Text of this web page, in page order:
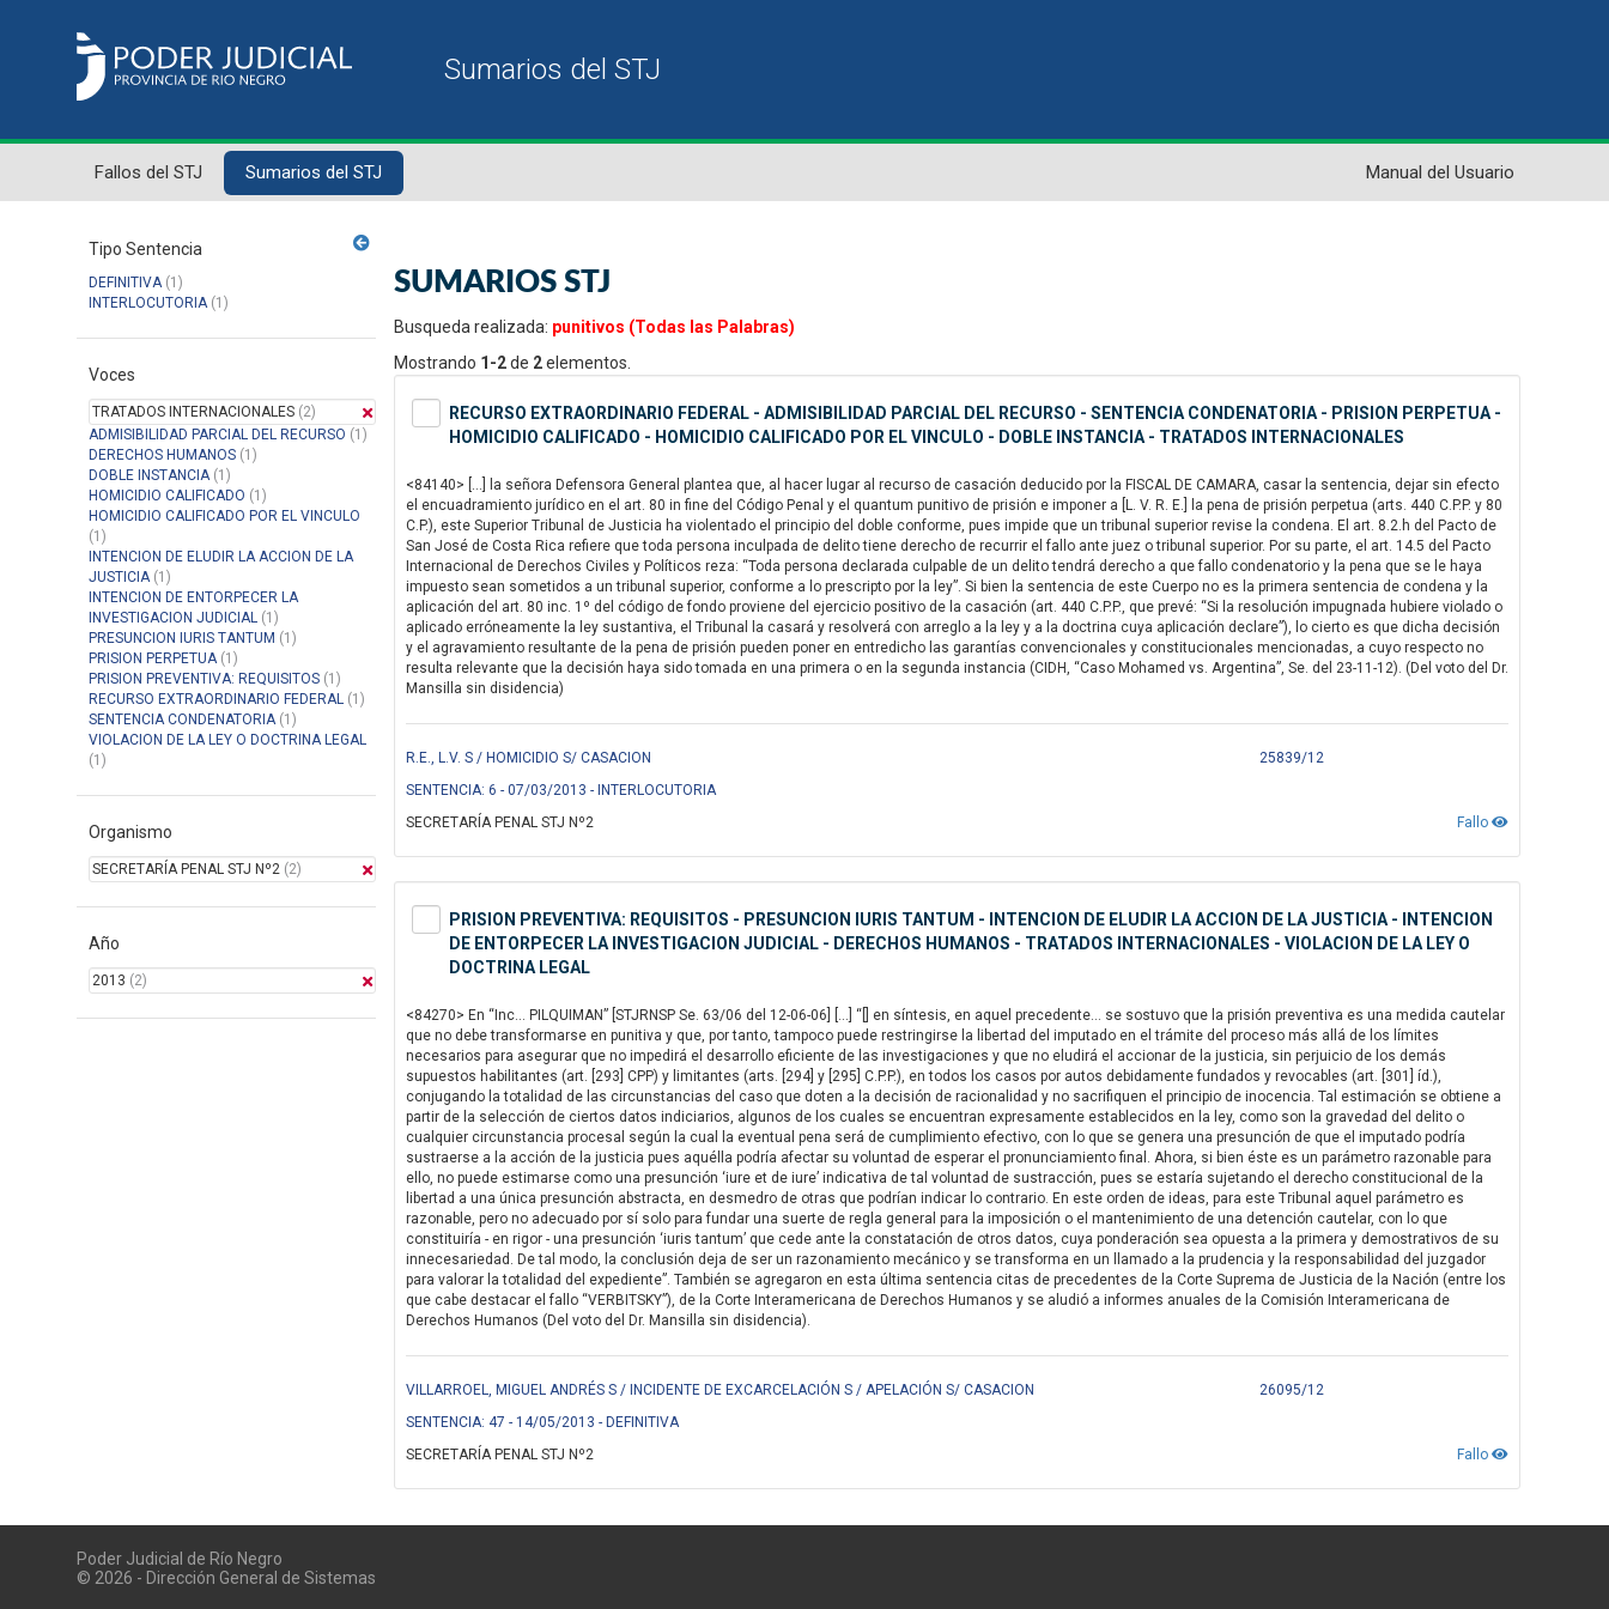
Fallos del STJ Sumarios del STJ Manual del Usuario
Tipo Sentencia
DEFINITIVA(1)
INTERLOCUTORIA(1)
Voces
TRATADOS INTERNACIONALES (2)
ADMISIBILIDAD PARCIAL DEL RECURSO (1)
DERECHOS HUMANOS (1)
DOBLE INSTANCIA(1)
HOMICIDIO CALIFICADO (1)
HOMICIDIO CALIFICADO POR EL VINCULO
(1)
INTENCION DE ELUDIR LA ACCION DE LA
JUSTICIA(1)
INTENCION DE ENTORPECER LA
INVESTIGACION JUDICIAL (1)
PRESUNCION IURIS TANTUM (1)
PRISION PERPETUA(1)
PRISION PREVENTIVA: REQUISITOS (1)
RECURSO EXTRAORDINARIO FEDERAL (1)
SENTENCIA CONDENATORIA(1)
VIOLACION DE LA LEY O DOCTRINA LEGAL
(1)
Organismo
SECRETARÍA PENAL STJ Nº2 (2)
Año
2013 (2)
SUMARIOS STJ
Busqueda realizada: punitivos (Todas las Palabras)
Mostrando 1-2de 2elementos.
RECURSO EXTRAORDINARIO FEDERAL - ADMISIBILIDAD PARCIAL DEL RECURSO - SENTENCIA CONDENATORIA - PRISION PERPETUA -
HOMICIDIO CALIFICADO - HOMICIDIO CALIFICADO POR EL VINCULO - DOBLE INSTANCIA - TRATADOS INTERNACIONALES
<84140> […] la señora Defensora General plantea que, al hacer lugar al recurso de casación deducido por la FISCAL DE CAMARA, casar la sentencia, dejar sin efecto
el encuadramiento jurídico en el art. 80 in fine del Código Penal y el quantum punitivo de prisión e imponer a [L. V. R. E.] la pena de prisión perpetua (arts. 440 C.P.P. y 80
C.P.), este Superior Tribunal de Justicia ha violentado el principio del doble conforme, pues impide que un tribunal superior revise la condena. El art. 8.2.h del Pacto de
San José de Costa Rica refiere que toda persona inculpada de delito tiene derecho de recurrir el fallo ante juez o tribunal superior. Por su parte, el art. 14.5 del Pacto
Internacional de Derechos Civiles y Políticos reza: “Toda persona declarada culpable de un delito tendrá derecho a que fallo condenatorio y la pena que se le haya
impuesto sean sometidos a un tribunal superior, conforme a lo prescripto por la ley”. Si bien la sentencia de este Cuerpo no es la primera sentencia de condena y la
aplicación del art. 80 inc. 1º del código de fondo proviene del ejercicio positivo de la casación (art. 440 C.P.P., que prevé: “Si la resolución impugnada hubiere violado o
aplicado erróneamente la ley sustantiva, el Tribunal la casará y resolverá con arreglo a la ley y a la doctrina cuya aplicación declare”), lo cierto es que dicha decisión
y el agravamiento resultante de la pena de prisión pueden poner en entredicho las garantías convencionales y constitucionales mencionadas, a cuyo respecto no
resulta relevante que la decisión haya sido tomada en una primera o en la segunda instancia (CIDH, “Caso Mohamed vs. Argentina”, Se. del 23-11-12). (Del voto del Dr.
Mansilla sin disidencia)
R.E., L.V. S / HOMICIDIO S/ CASACION
25839/12
SENTENCIA: 6 - 07/03/2013 - INTERLOCUTORIA
Fallo
SECRETARÍA PENAL STJ Nº2
PRISION PREVENTIVA: REQUISITOS - PRESUNCION IURIS TANTUM - INTENCION DE ELUDIR LA ACCION DE LA JUSTICIA - INTENCION
DE ENTORPECER LA INVESTIGACION JUDICIAL - DERECHOS HUMANOS - TRATADOS INTERNACIONALES - VIOLACION DE LA LEY O
DOCTRINA LEGAL
<84270> En “Inc… PILQUIMAN” [STJRNSP Se. 63/06 del 12-06-06] […] “[] en síntesis, en aquel precedente… se sostuvo que la prisión preventiva es una medida cautelar
que no debe transformarse en punitiva y que, por tanto, tampoco puede restringirse la libertad del imputado en el trámite del proceso más allá de los límites
necesarios para asegurar que no impedirá el desarrollo eficiente de las investigaciones y que no eludirá el accionar de la justicia, sin perjuicio de los demás
supuestos habilitantes (art. [293] CPP) y limitantes (arts. [294] y [295] C.P.P.), en todos los casos por autos debidamente fundados y revocables (art. [301] íd.),
conjugando la totalidad de las circunstancias del caso que doten a la decisión de racionalidad y no sacrifiquen el principio de inocencia. Tal estimación se obtiene a
partir de la selección de ciertos datos indiciarios, algunos de los cuales se encuentran expresamente establecidos en la ley, como son la gravedad del delito o
cualquier circunstancia procesal según la cual la eventual pena será de cumplimiento efectivo, con lo que se genera una presunción de que el imputado podría
sustraerse a la acción de la justicia pues aquélla podría afectar su voluntad de esperar el pronunciamiento final. Ahora, si bien éste es un parámetro razonable para
ello, no puede estimarse como una presunción ‘iure et de iure’ indicativa de tal voluntad de sustracción, pues se estaría sujetando el derecho constitucional de la
libertad a una única presunción abstracta, en desmedro de otras que podrían indicar lo contrario. En este orden de ideas, para este Tribunal aquel parámetro es
razonable, pero no adecuado por sí solo para fundar una suerte de regla general para la imposición o el mantenimiento de una detención cautelar, con lo que
constituiría - en rigor - una presunción ‘iuris tantum’ que cede ante la constatación de otros datos, cuya ponderación sea opuesta a la primera y demostrativos de su
innecesariedad. De tal modo, la conclusión deja de ser un razonamiento mecánico y se transforma en un llamado a la prudencia y la responsabilidad del juzgador
para valorar la totalidad del expediente”. También se agregaron en esta última sentencia citas de precedentes de la Corte Suprema de Justicia de la Nación (entre los
que cabe destacar el fallo “VERBITSKY”), de la Corte Interamericana de Derechos Humanos y se aludió a informes anuales de la Comisión Interamericana de
Derechos Humanos (Del voto del Dr. Mansilla sin disidencia).
VILLARROEL, MIGUEL ANDRÉS S / INCIDENTE DE EXCARCELACIÓN S / APELACIÓN S/ CASACION
26095/12
SENTENCIA: 47 - 14/05/2013 - DEFINITIVA
Fallo
SECRETARÍA PENAL STJ Nº2